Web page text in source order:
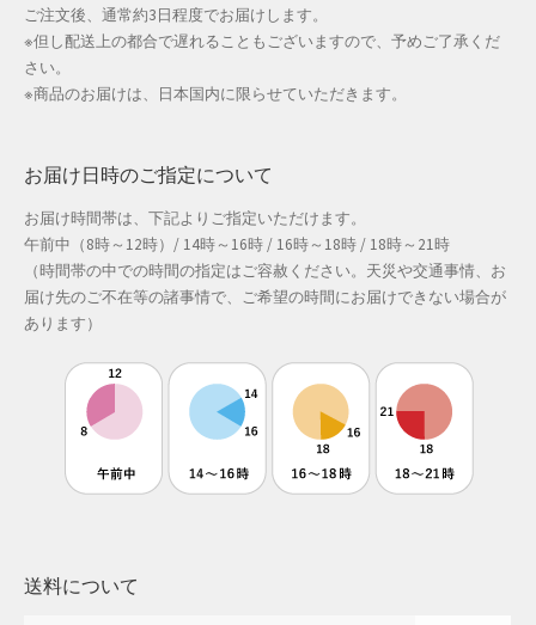
ご注文後、通常約3日程度でお届けします。
※但し配送上の都合で遅れることもございますので、予めご了承くだ
さい。
※商品のお届けは、日本国内に限らせていただきます。
お届け日時のご指定について
お届け時間帯は、下記よりご指定いただけます。
午前中（8時～12時）/ 14時～16時 / 16時～18時 / 18時～21時
（時間帯の中での時間の指定はご容赦ください。天災や交通事情、お
届け先のご不在等の諸事情で、ご希望の時間にお届けできない場合が
あります）
送料について